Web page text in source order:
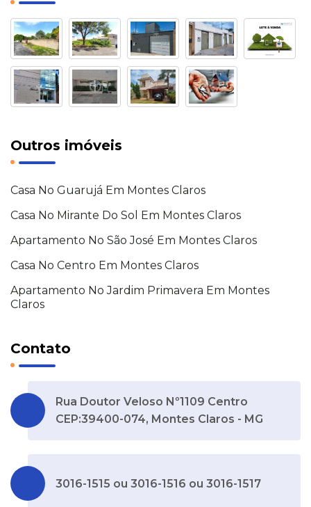
Outros imóveis
Casa No Guarujá Em Montes Claros
Casa No Mirante Do Sol Em Montes Claros
Apartamento No São José Em Montes Claros
Casa No Centro Em Montes Claros
Apartamento No Jardim Primavera Em Montes
Claros
Contato
Rua Doutor Veloso Nº1109 Centro
CEP:39400-074, Montes Claros - MG
3016-1515 ou 3016-1516 ou 3016-1517